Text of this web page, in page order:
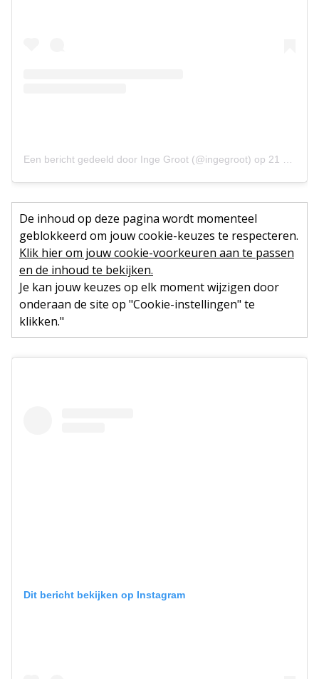
Een bericht gedeeld door Inge Groot (@ingegroot) op 21 Jan 2019 om 12:37 (PST)
De inhoud op deze pagina wordt momenteel
geblokkeerd om jouw cookie-keuzes te respecteren.
Klik hier om jouw cookie-voorkeuren aan te passen
en de inhoud te bekijken.
Je kan jouw keuzes op elk moment wijzigen door
onderaan de site op "Cookie-instellingen" te
klikken."
Dit bericht bekijken op Instagram